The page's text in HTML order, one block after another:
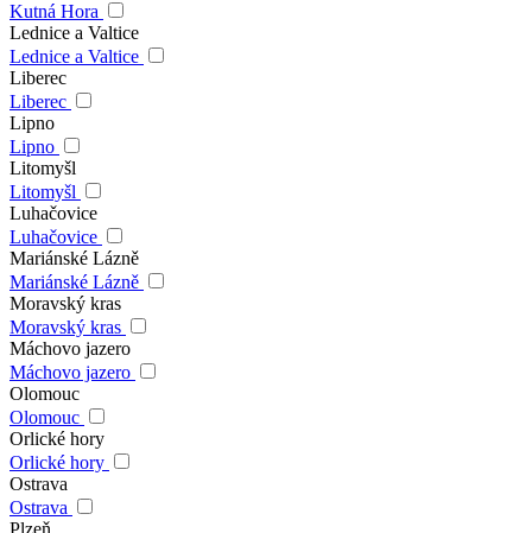
Kutná Hora
Lednice a Valtice
Lednice a Valtice
Liberec
Liberec
Lipno
Lipno
Litomyšl
Litomyšl
Luhačovice
Luhačovice
Mariánské Lázně
Mariánské Lázně
Moravský kras
Moravský kras
Máchovo jazero
Máchovo jazero
Olomouc
Olomouc
Orlické hory
Orlické hory
Ostrava
Ostrava